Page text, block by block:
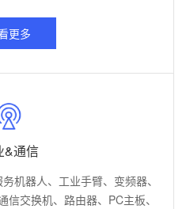
更多
&通信
机器人、工业手臂、变频器、
交换机、路由器、PC主板、